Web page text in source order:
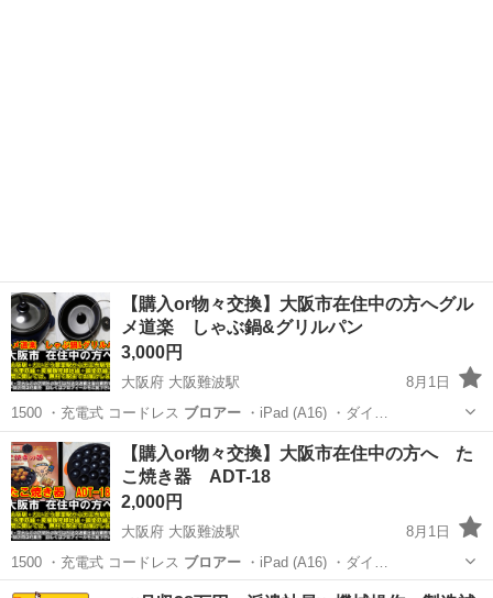
【購入or物々交換】大阪市在住中の方へグル
メ道楽 しゃぶ鍋&グリルパン
3,000円
大阪府 大阪難波駅
8月1日
1500 ・充電式 コードレス ブロアー・iPad (A16) ・ダイ…
大阪 大阪市 大阪難波駅 キッチン家電 グリルパン
【購入or物々交換】大阪市在住中の方へ た
こ焼き器 ADT-18
2,000円
大阪府 大阪難波駅
8月1日
1500 ・充電式 コードレス ブロアー・iPad (A16) ・ダイ…
大阪 大阪市 大阪難波駅 キッチン家電 たこ焼き